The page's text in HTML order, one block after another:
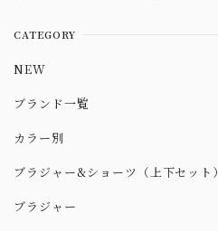
CATEGORY
NEW
ブランド一覧
カラー別
ブラジャー&ショーツ（上下セット）
ブラジャー